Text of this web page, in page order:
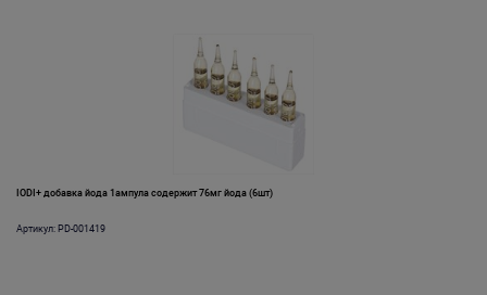
IODI+ добавка йода 1ампула содержит 76мг йода (6шт)
Артикул: PD-001419